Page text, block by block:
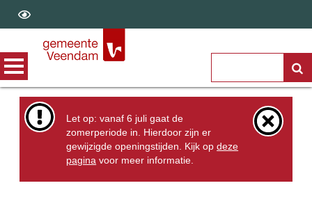
Let op: vanaf 6 juli gaat de
zomerperiode in. Hierdoor zijn er
gewijzigde openingstijden. Kijk opdeze
pagina voor meer informatie.